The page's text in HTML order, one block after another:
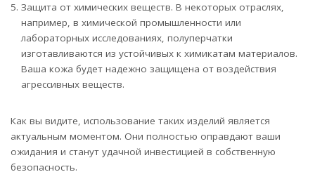
Защита от химических веществ. В некоторых отраслях,
например, в химической промышленности или
лабораторных исследованиях, полуперчатки
изготавливаются из устойчивых к химикатам материалов.
Ваша кожа будет надежно защищена от воздействия
агрессивных веществ.
Как вы видите, использование таких изделий является
актуальным моментом. Они полностью оправдают ваши
ожидания и станут удачной инвестицией в собственную
безопасность.